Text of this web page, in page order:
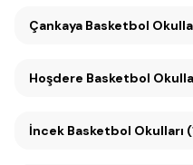
Çankaya Basketbol
Hoşdere Basketbol
İncek Basketbol Okulları